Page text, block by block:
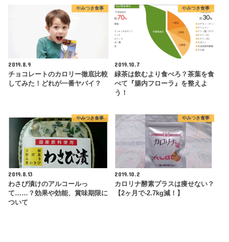
やみつき食事
2019.8.9
チョコレートのカロリー徹底比較
してみた！どれが一番ヤバイ？
やみつき食事
2019.10.7
緑茶は飲むより食べろ？茶葉を食
べて『腸内フローラ』を整えよ
う！
やみつき食事
2019.8.13
わさび漬けのアルコールっ
て……？効果や効能、賞味期限に
ついて
やみつき食事
2019.10.2
カロリナ酵素プラスは痩せない？
【2ヶ月で-2.7kg減！】